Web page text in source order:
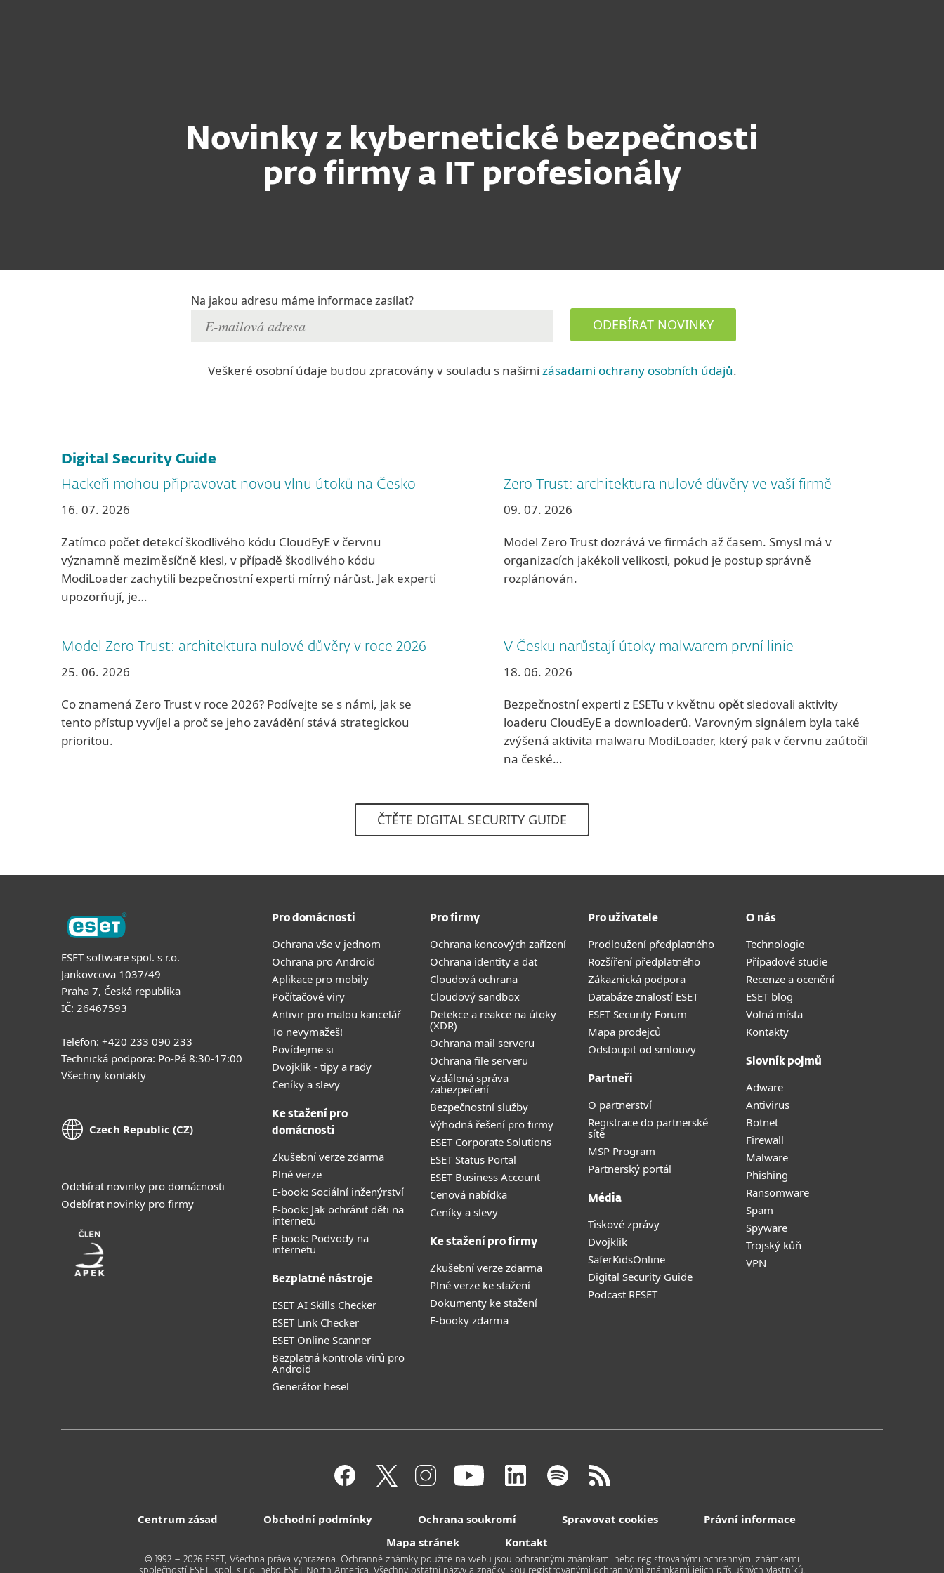
Novinky z kybernetické bezpečnosti
pro firmy a IT profesionály
Na jakou adresu máme informace zasílat?
ODEBÍRAT NOVINKY
Veškeré osobní údaje budou zpracovány v souladu s našimi zásadami ochrany osobních údajů.
Digital Security Guide
Hackeři mohou připravovat novou vlnu útoků na Česko
16. 07. 2026
Zatímco počet detekcí škodlivého kódu CloudEyE v červnu
významně meziměsíčně klesl, v případě škodlivého kódu
ModiLoader zachytili bezpečnostní experti mírný nárůst. Jak experti
upozorňují, je…
Zero Trust: architektura nulové důvěry ve vaší firmě
09. 07. 2026
Model Zero Trust dozrává ve firmách až časem. Smysl má v
organizacích jakékoli velikosti, pokud je postup správně
rozplánován.
Model Zero Trust: architektura nulové důvěry v roce 2026
25. 06. 2026
Co znamená Zero Trust v roce 2026? Podívejte se s námi, jak se
tento přístup vyvíjel a proč se jeho zavádění stává strategickou
prioritou.
V Česku narůstají útoky malwarem první linie
18. 06. 2026
Bezpečnostní experti z ESETu v květnu opět sledovali aktivity
loaderu CloudEyE a downloaderů. Varovným signálem byla také
zvýšená aktivita malwaru ModiLoader, který pak v červnu zaútočil
na české…
ČTĚTE DIGITAL SECURITY GUIDE
ESET software spol. s r.o.
Jankovcova 1037/49
Praha 7, Česká republika
IČ: 26467593
Telefon: +420 233 090 233
Technická podpora: Po-Pá 8:30-17:00
Všechny kontakty
Czech Republic (CZ)
Odebírat novinky pro domácnosti
Odebírat novinky pro firmy
Pro domácnosti
Ochrana vše v jednom
Ochrana pro Android
Aplikace pro mobily
Počítačové viry
Antivir pro malou kancelář
To nevymažeš!
Povídejme si
Dvojklik - tipy a rady
Ceníky a slevy
Ke stažení pro
domácnosti
Zkušební verze zdarma
Plné verze
E-book: Sociální inženýrství
E-book: Jak ochránit děti na
internetu
E-book: Podvody na
internetu
Bezplatné nástroje
ESET AI Skills Checker
ESET Link Checker
ESET Online Scanner
Bezplatná kontrola virů pro
Android
Generátor hesel
Pro firmy
Ochrana koncových zařízení
Ochrana identity a dat
Cloudová ochrana
Cloudový sandbox
Detekce a reakce na útoky
(XDR)
Ochrana mail serveru
Ochrana file serveru
Vzdálená správa
zabezpečení
Bezpečnostní služby
Výhodná řešení pro firmy
ESET Corporate Solutions
ESET Status Portal
ESET Business Account
Cenová nabídka
Ceníky a slevy
Ke stažení pro firmy
Zkušební verze zdarma
Plné verze ke stažení
Dokumenty ke stažení
E-booky zdarma
Pro uživatele
Prodloužení předplatného
Rozšíření předplatného
Zákaznická podpora
Databáze znalostí ESET
ESET Security Forum
Mapa prodejců
Odstoupit od smlouvy
Partneři
O partnerství
Registrace do partnerské
sítě
MSP Program
Partnerský portál
Média
Tiskové zprávy
Dvojklik
SaferKidsOnline
Digital Security Guide
Podcast RESET
O nás
Technologie
Případové studie
Recenze a ocenění
ESET blog
Volná místa
Kontakty
Slovník pojmů
Adware
Antivirus
Botnet
Firewall
Malware
Phishing
Ransomware
Spam
Spyware
Trojský kůň
VPN
Centrum zásad Obchodní podmínky Ochrana soukromí Spravovat cookies
Právní informace
Mapa stránek
Kontakt
© 1992 – 2026 ESET, Všechna práva vyhrazena. Ochranné známky použité na webu jsou ochrannými známkami nebo registrovanými ochrannými známkami